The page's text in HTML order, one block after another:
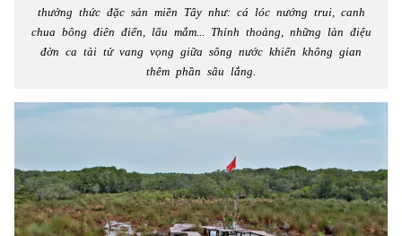
thưởng thức đặc sản miền Tây như: cá lóc nướng trui, canh
chua bông điên điển, lẩu mắm... Thỉnh thoảng, những làn điệu
đờn ca tài tử vang vọng giữa sông nước khiến không gian
thêm phần sâu lắng.